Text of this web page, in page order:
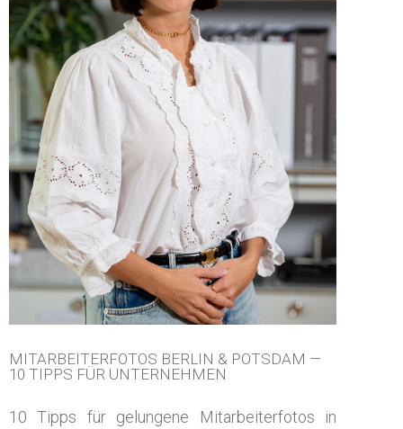
MITARBEITERFOTOS BERLIN & POTSDAM —
10 TIPPS FÜR UNTERNEHMEN
10 Tipps für gelungene Mitarbeiterfotos in